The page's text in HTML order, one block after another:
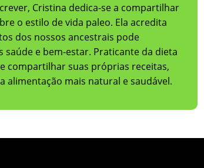
Cristina dedica-se a compartilhar
o estilo de vida paleo. Ela acredita
dos nossos ancestrais pode
e bem-estar. Praticante da dieta
compartilhar suas próprias receitas,
alimentação mais natural e saudável.